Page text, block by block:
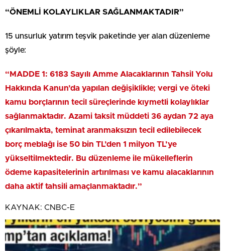
“ÖNEMLİ KOLAYLIKLAR SAĞLANMAKTADIR”
15 unsurluk yatırım teşvik paketinde yer alan düzenleme
şöyle:
“MADDE 1: 6183 Sayılı Amme Alacaklarının Tahsil Yolu
Hakkında Kanun’da yapılan değişiklikle; vergi ve öteki
kamu borçlarının tecil süreçlerinde kıymetli kolaylıklar
sağlanmaktadır. Azami taksit müddeti 36 aydan 72 aya
çıkarılmakta, teminat aranmaksızın tecil edilebilecek
borç meblağı ise 50 bin TL’den 1 milyon TL’ye
yükseltilmektedir. Bu düzenleme ile mükelleflerin
ödeme kapasitelerinin artırılması ve kamu alacaklarının
daha aktif tahsili amaçlanmaktadır.”
KAYNAK: CNBC-E